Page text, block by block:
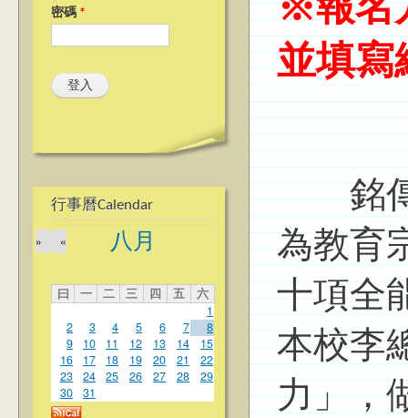
密碼 *
行事曆Calendar
八月
«
»
曰 一 二 三 四 五
六
1
2
3 4 5 6 7
8
9
10 11 12 13 14
15
16
17 18 19 20 21
22
23
24 25 26 27 28
29
30
31
※報名
並填寫
銘傳
為教育
十項全
本校李
力」，